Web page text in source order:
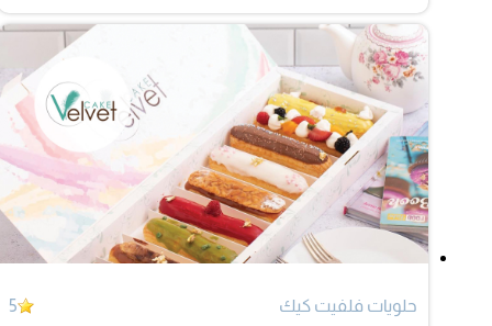
حلويات فلفيت كيك 5